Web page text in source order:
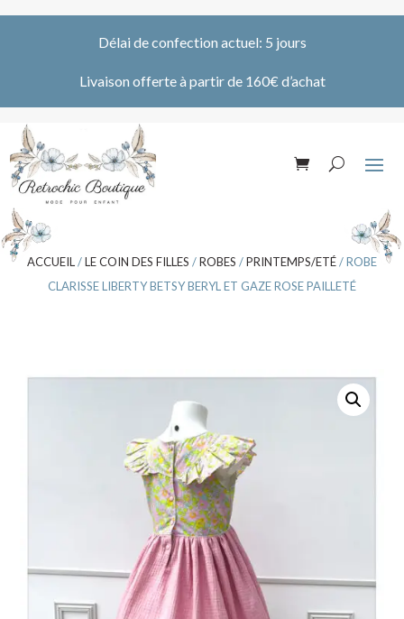
Délai de confection actuel: 5 jours
Livaison offerte à partir de 160€ d’achat
ACCUEIL /LE COIN DES FILLES /ROBES /PRINTEMPS/ETÉ/ ROBE
CLARISSE LIBERTY BETSY BERYL ET GAZE ROSE PAILLETÉ